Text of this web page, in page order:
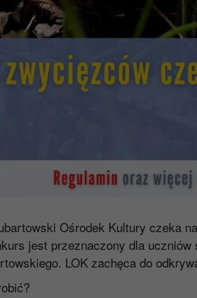
Ośrodek Kultury czeka
jest przeznaczony dla
LOK zachęca do